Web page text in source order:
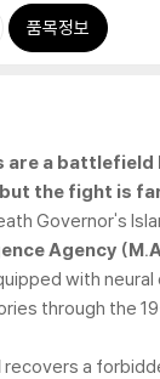
품목정보
are a
but the fight is
Governor's
Agency
with
through the
recovers a